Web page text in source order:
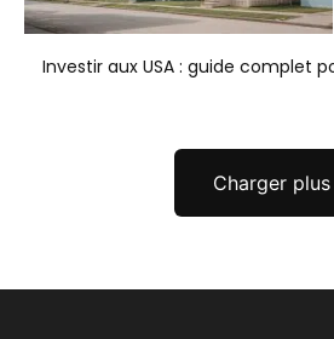
Investir aux USA : guide complet
Charger plus